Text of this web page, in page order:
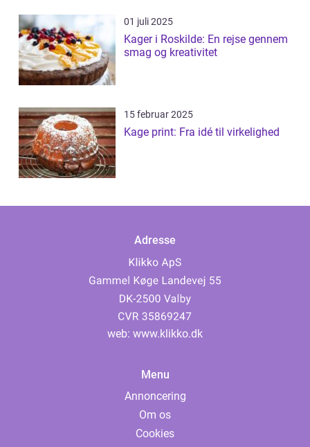
01 juli 2025
Kager i Roskilde: En rejse gennem
smag og kreativitet
15 februar 2025
Kage print: Fra idé til virkelighed
Adresse
web: www.klikko.dk
Menu
Annoncering
Om os
Cookies